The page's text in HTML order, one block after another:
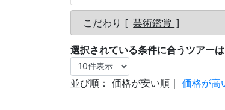
こだわり [ 芸術鑑賞 ]
選択されている条件に合うツアーは
並び順： 価格が安い順 ｜ 価格が高